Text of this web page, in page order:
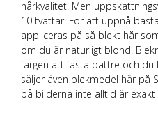
hårkvalitet. Men
10 tvättar. För att uppnå
appliceras på så blekt hår
om du är naturligt blond.
färgen att fästa bättre och du
säljer även blekmedel här på
på bilderna inte alltid är exakt